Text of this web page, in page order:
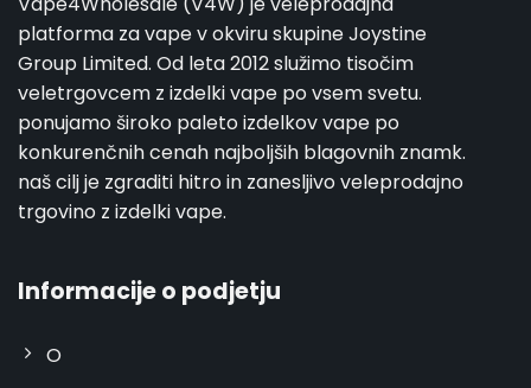
platforma za vape v okviru skupine Joystine
Group Limited. Od leta 2012 služimo tisočim
veletrgovcem z izdelki vape po vsem svetu.
ponujamo široko paleto izdelkov vape po
konkurenčnih cenah najboljših blagovnih znamk.
naš cilj je zgraditi hitro in zanesljivo veleprodajno
trgovino z izdelki vape.
Informacije o podjetju
O